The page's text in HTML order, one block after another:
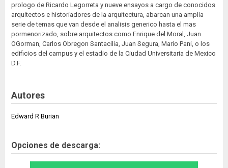
prologo de Ricardo Legorreta y nueve ensayos a cargo de conocidos
arquitectos e historiadores de la arquitectura, abarcan una amplia
serie de temas que van desde el analisis generico hasta el mas
pormenorizado, sobre arquitectos como Enrique del Moral, Juan
OGorman, Carlos Obregon Santacilia, Juan Segura, Mario Pani, o los
edificios del campus y el estadio de la Ciudad Universitaria de Mexico
D.F.
Autores
Edward R Burian
Opciones de descarga: